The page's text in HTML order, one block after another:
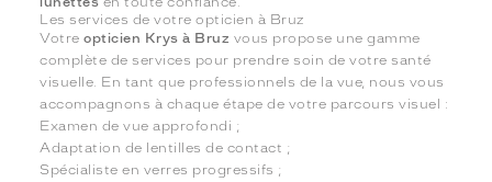
Les services de votre opticien à Bruz
Votreopticien Krys à Bruz vous propose une gamme
complète de services pour prendre soin de votre santé
visuelle. En tant que professionnels de la vue, nous vous
accompagnons à chaque étape de votre parcours visuel :
Examen de vue approfondi ;
Adaptation de lentilles de contact ;
Spécialiste en verres progressifs ;